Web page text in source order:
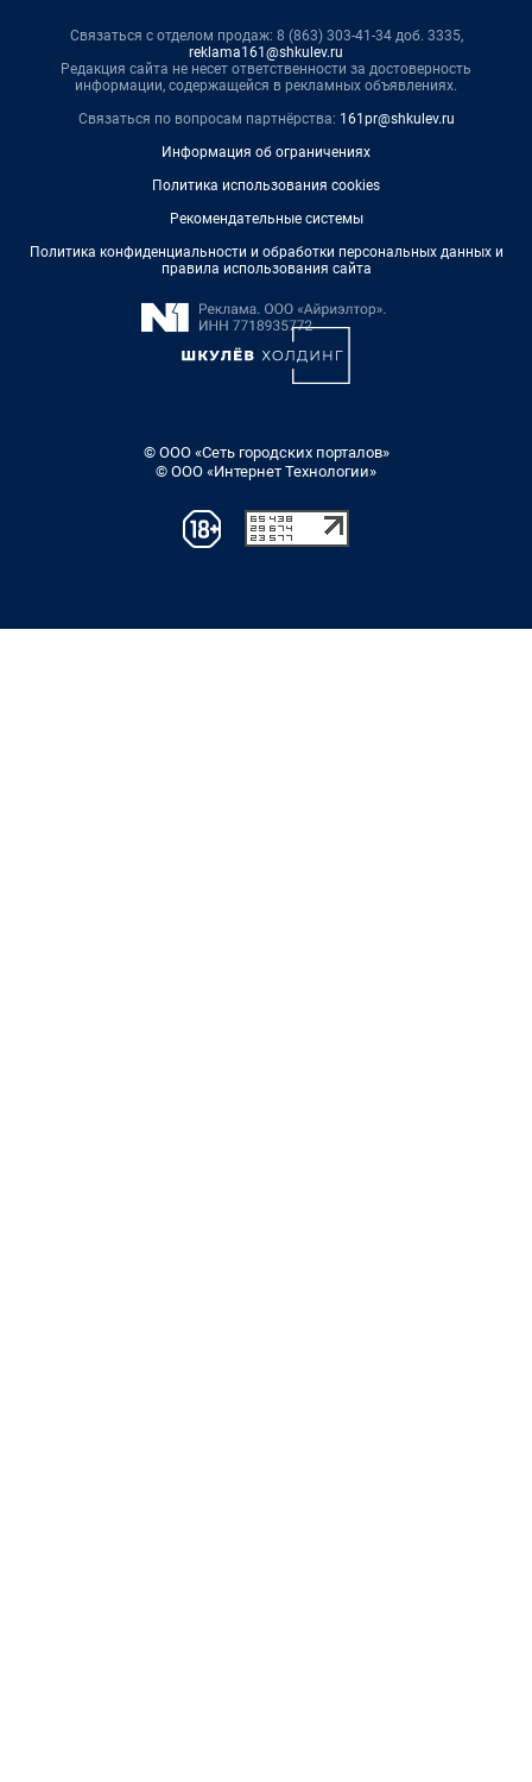
Связаться с отделом продаж: 8 (863) 303-41-34 доб. 3335,
reklama161@shkulev.ru
Редакция сайта не несет ответственности за достоверность
информации, содержащейся в рекламных объявлениях.
Связаться по вопросам партнёрства: 161pr@shkulev.ru
Информация об ограничениях
Политика использования cookies
Рекомендательные системы
Политика конфиденциальности и обработки персональных данных и
правила использования сайта
© ООО «Сеть городских порталов»
© ООО «Интернет Технологии»